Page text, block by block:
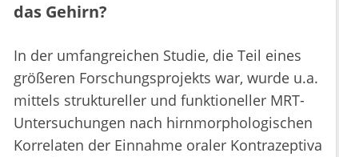
das Gehirn?
In der umfangreichen Studie, die Teil eines
größeren Forschungsprojekts war, wurde u.a.
mittels struktureller und funktioneller MRT-
Untersuchungen nach hirnmorphologischen
Korrelaten der Einnahme oraler Kontrazeptiva